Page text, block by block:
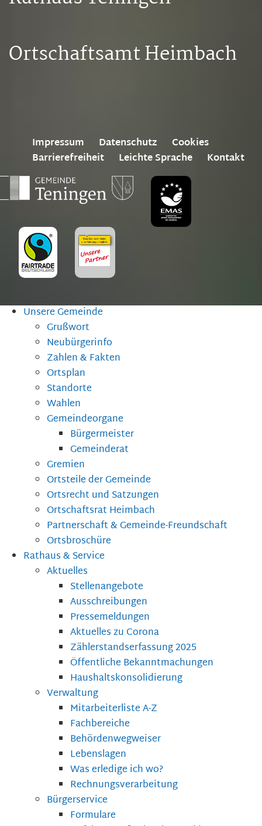
Ortschaftsamt Heimbach
Impressum Datenschutz
Cookies
Barrierefreiheit
Leichte Sprache Kontakt
Unsere Gemeinde
Grußwort
Neubürgerinfo
Zahlen & Fakten
Ortsplan
Standorte
Wahlen
Gemeindeorgane
Bürgermeister
Gemeinderat
Gremien
Ortsteile der Gemeinde
Ortsrecht und Satzungen
Ortschaftsrat Heimbach
Partnerschaft & Gemeinde-Freundschaft
Ortsbroschüre
Rathaus & Service
Aktuelles
Stellenangebote
Ausschreibungen
Pressemeldungen
Aktuelles zu Corona
Zählerstandserfassung 2025
Öffentliche Bekanntmachungen
Haushaltskonsolidierung
Verwaltung
Mitarbeiterliste A-Z
Fachbereiche
Behördenwegweiser
Lebenslagen
Was erledige ich wo?
Rechnungsverarbeitung
Bürgerservice
Formulare